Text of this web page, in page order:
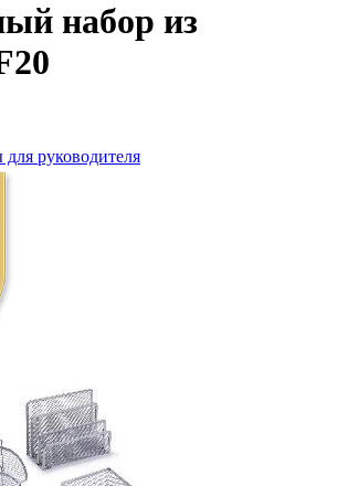
набор из
руководителя